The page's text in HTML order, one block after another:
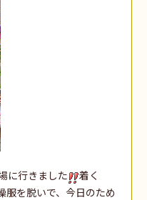
に行きました
着く
服を脱いで、今日のため